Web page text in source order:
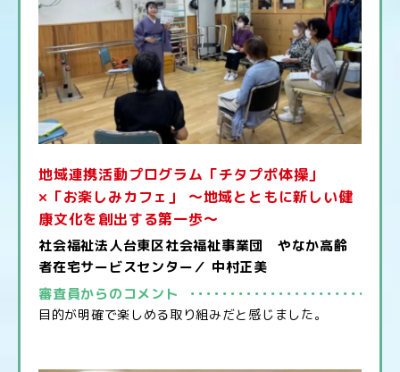
地域連携活動プログラム「チタプポ体操」
×「お楽しみカフェ」 ～地域とともに新しい健
康文化を創出する第一歩～
社会福祉法人台東区社会福祉事業団 やなか高齢
者在宅サービスセンター／ 中村正美
審査員からのコメント
目的が明確で楽しめる取り組みだと感じました。